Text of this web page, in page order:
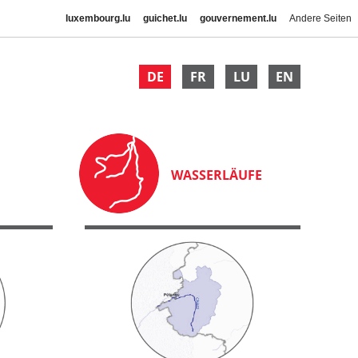
luxembourg.lu guichet.lu gouvernement.lu Andere Seiten
DE FR LU EN
WASSERLÄUFE